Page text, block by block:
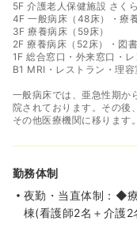
5F 介護老人保健施設 さく
4F 一般病床（48床）・療
3F 療養病床（59床）
2F 療養病床（52床）・図
1F 総合窓口・外来窓口・
B1 MRI・レストラン・理
一般病床では、亜急性期か
院されております。その後
その他医療機関に移ります。
勤務体制
夜勤・当直体制：◆
棟(看護師2名＋介護2